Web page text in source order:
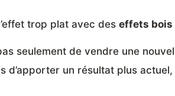
trop plat avec des effets bois
seulement de vendre une
d’apporter un résultat plus